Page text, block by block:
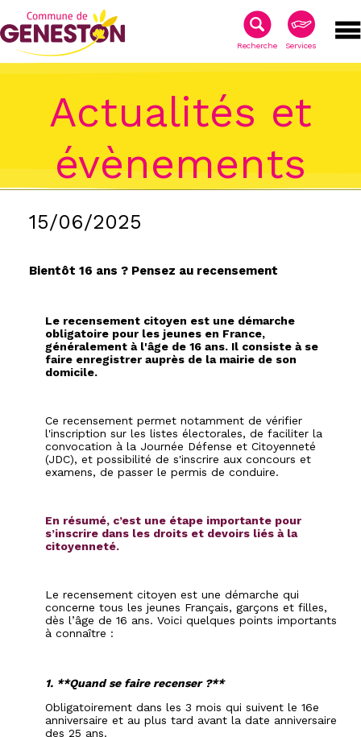
Recherche Services
Actualités et
évènements
15/06/2025
Bientôt 16 ans ? Pensez au recensement
Le recensement citoyen est une démarche
obligatoire pour les jeunes en France,
généralement à l'âge de 16 ans. Il consiste à se
faire enregistrer auprès de la mairie de son
domicile.
Ce recensement permet notamment de vérifier
l'inscription sur les listes électorales, de faciliter la
convocation à la Journée Défense et Citoyenneté
(JDC), et possibilité de s'inscrire aux concours et
examens, de passer le permis de conduire.
En résumé, c’est une étape importante pour
s’inscrire dans les droits et devoirs liés à la
citoyenneté.
Le recensement citoyen est une démarche qui
concerne tous les jeunes Français, garçons et filles,
dès l’âge de 16 ans. Voici quelques points importants
à connaître :
1. **Quand se faire recenser ?**
Obligatoirement dans les 3 mois qui suivent le 16e
anniversaire et au plus tard avant la date anniversaire
des 25 ans.